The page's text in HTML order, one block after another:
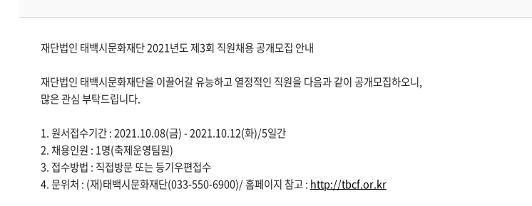
재단법인 태백시문화재단 2021년도 제3회 직원채용 공개모집 안내
재단법인 태백시문화재단을 이끌어갈 유능하고 열정적인 직원을 다음과 같이 공개모집하오니,
많은 관심 부탁드립니다.
1. 원서접수기간 : 2021.10.08(금) - 2021.10.12(화)/5일간
2. 채용인원 : 1명(축제운영팀원)
3. 접수방법 : 직접방문 또는 등기우편접수
4. 문위처 : (재)태백시문화재단(033-550-6900)/ 홈페이지 참고 : http://tbcf.or.kr